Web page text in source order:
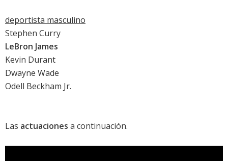
deportista masculino
Stephen Curry
LeBron James
Kevin Durant
Dwayne Wade
Odell Beckham Jr.
Las actuaciones a continuación.